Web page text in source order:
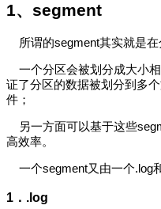
1、 segment
所谓的segment其实就是在
一个分区会被划分成大小
证了分区的数据被划分到多
件；
另一方面可以基于这些
高效率。
一个segment又由一个.log
1． .log